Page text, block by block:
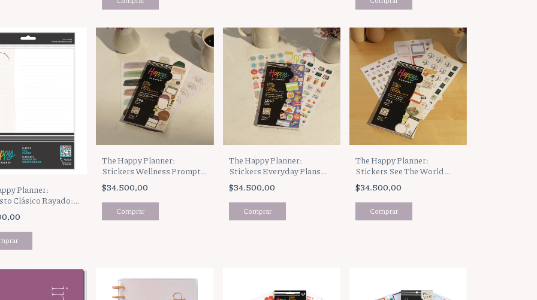
Planner:
Clásico Rayado:
149)
The Happy Planner:
Stickers Wellness Prompts
(SV0013C018)
$34.500,00
The Happy Planner:
Stickers Everyday Plans
(SV0013C020)
$34.500,00
The Happy Planner:
Stickers See The World
(SV0013C017)
$34.500,00